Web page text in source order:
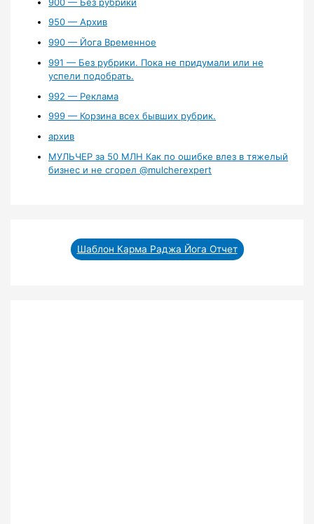
950 — Архив
990 — Йога Временное
991 — Без рубрики. Пока не придумали или не
успели подобрать.
992 — Реклама
999 — Корзина всех бывших рубрик.
архив
МУЛЬЧЕР за 50 МЛН Как по ошибке влез в тяжелый
бизнес и не сгорел ‪@mulcherexpert‬​
Шаблон Карма Раджа Йога Отчет